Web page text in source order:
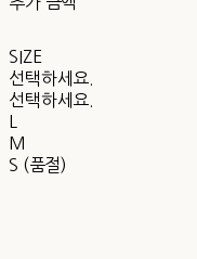
SIZE
선택하세요.
선택하세요.
M
S (품절)